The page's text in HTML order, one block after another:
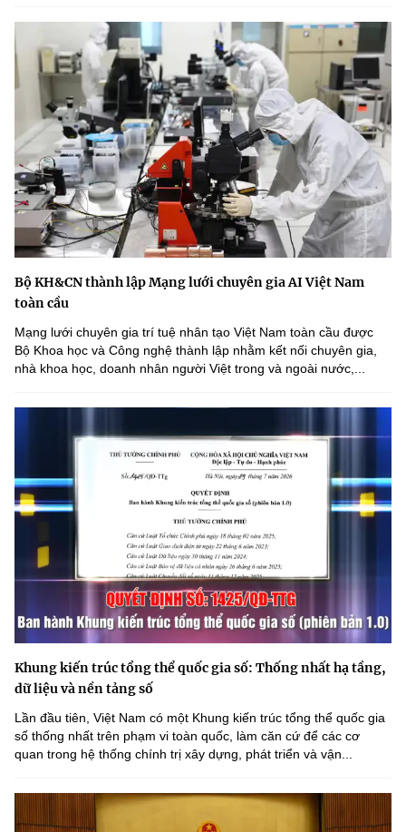
Bộ KH&CN thành lập Mạng lưới chuyên gia AI Việt Nam
toàn cầu
Mạng lưới chuyên gia trí tuệ nhân tạo Việt Nam toàn cầu được
Bộ Khoa học và Công nghệ thành lập nhằm kết nối chuyên gia,
nhà khoa học, doanh nhân người Việt trong và ngoài nước,...
Khung kiến trúc tổng thể quốc gia số: Thống nhất hạ tầng,
dữ liệu và nền tảng số
Lần đầu tiên, Việt Nam có một Khung kiến trúc tổng thể quốc gia
số thống nhất trên phạm vi toàn quốc, làm căn cứ để các cơ
quan trong hệ thống chính trị xây dựng, phát triển và vận...